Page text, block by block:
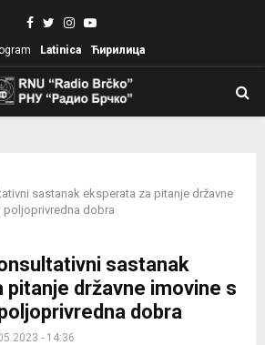
Facebook
TwitterInstagram
Youtube
Latinica Ћирилица
sastanak eksperata za pitanje državne
dobra
sastanak
pitanje državne imovine s
dobra
- 14:36